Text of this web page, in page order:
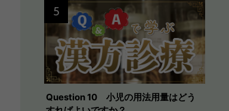
Question 10 小児の用法用量はどう
5